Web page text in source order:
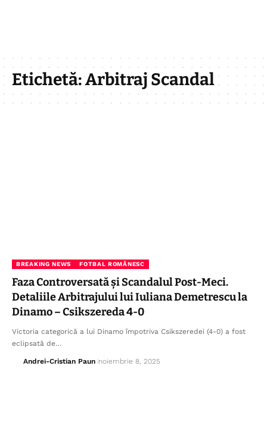
Etichetă:Arbitraj Scandal
BREAKING NEWS FOTBAL ROMÂNESC
Faza Controversată și Scandalul Post-Meci.
Detaliile Arbitrajului lui Iuliana Demetrescu la
Dinamo – Csikszereda 4-0
Victoria categorică a lui Dinamo împotriva Csikszeredei (4-0) a fost
eclipsată de…
Andrei-Cristian Paun noiembrie 8, 2025